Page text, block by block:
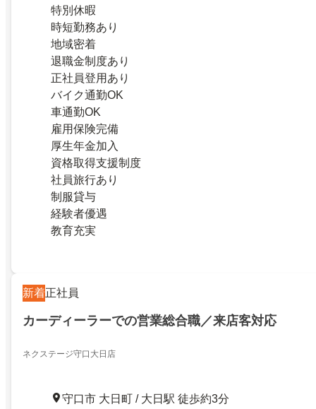
特別休暇
時短勤務あり
地域密着
退職金制度あり
正社員登用あり
バイク通勤OK
車通勤OK
雇用保険完備
厚生年金加入
資格取得支援制度
社員旅行あり
制服貸与
経験者優遇
教育充実
新着正社員
カーディーラーでの営業総合職／来店客対応
ネクステージ守口大日店
守口市 大日町 / 大日駅 徒歩約3分